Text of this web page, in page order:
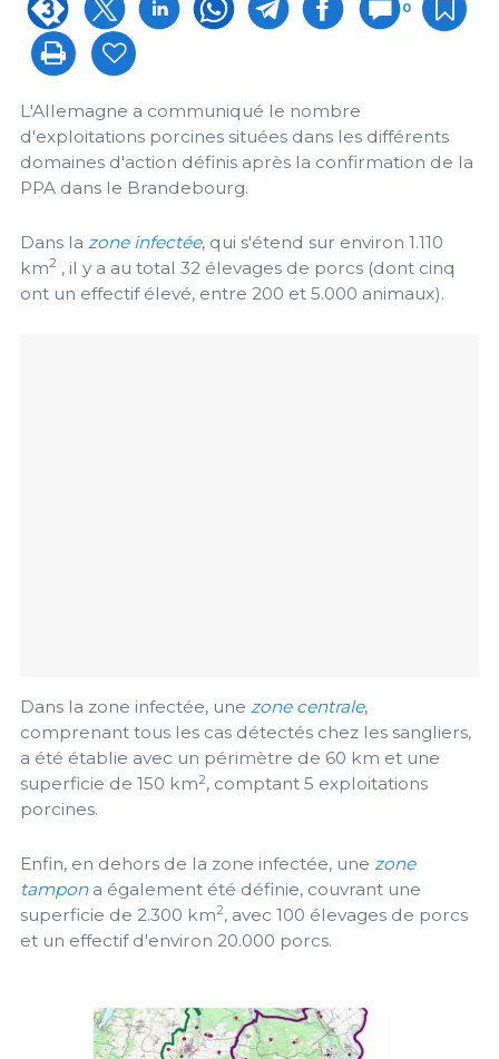
0
L'Allemagne a communiqué le nombre
d'exploitations porcines situées dans les différents
domaines d'action définis après la confirmation de la
PPA dans le Brandebourg.
Dans la zone infectée, qui s'étend sur environ 1.110
km2 , il y a au total 32 élevages de porcs (dont cinq
ont un effectif élevé, entre 200 et 5.000 animaux).
Dans la zone infectée, une zone centrale,
comprenant tous les cas détectés chez les sangliers,
a été établie avec un périmètre de 60 km et une
superficie de 150 km2, comptant 5 exploitations
porcines.
Enfin, en dehors de la zone infectée, une zone
tampona également été définie, couvrant une
superficie de 2.300 km2, avec 100 élevages de porcs
et un effectif d'environ 20.000 porcs.